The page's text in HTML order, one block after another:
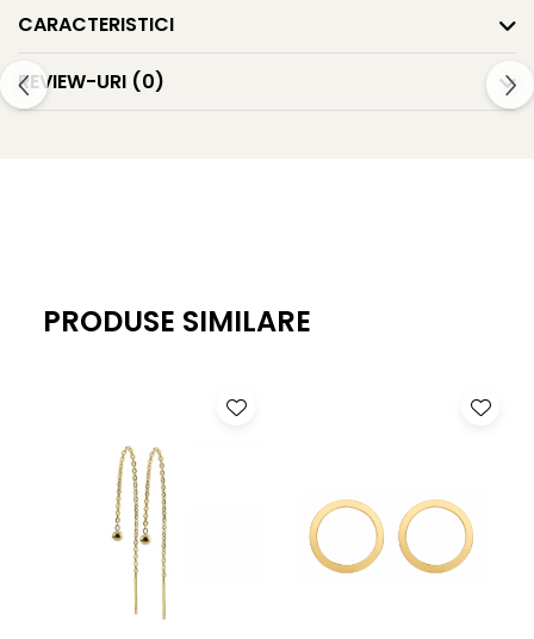
CARACTERISTICI
REVIEW-URI (0)
PRODUSE SIMILARE